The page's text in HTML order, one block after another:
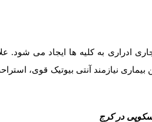
ادراری به کلیه ها ایجاد می
بیماری نیازمند آنتی بیوتیک قوی،
در کرج